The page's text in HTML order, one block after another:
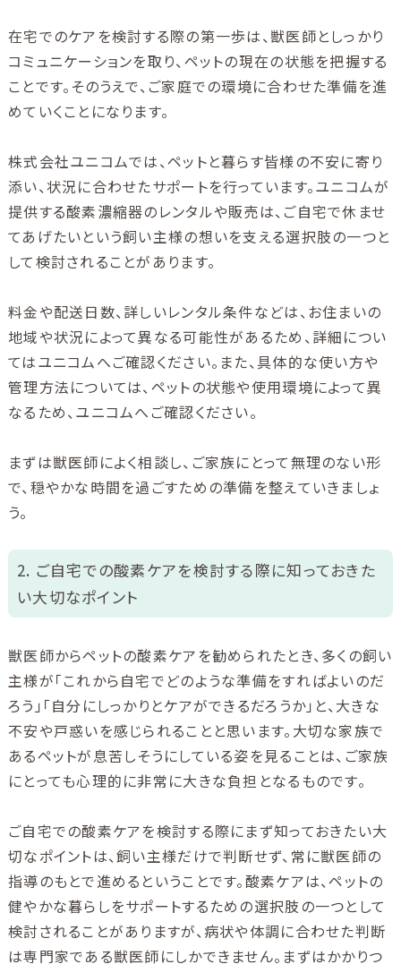
在宅でのケアを検討する際の第一歩は、獣医師としっかり
コミュニケーションを取り、ペットの現在の状態を把握する
ことです。そのうえで、ご家庭での環境に合わせた準備を進
めていくことになります。
株式会社ユニコムでは、ペットと暮らす皆様の不安に寄り
添い、状況に合わせたサポートを行っています。ユニコムが
提供する酸素濃縮器のレンタルや販売は、ご自宅で休ませ
てあげたいという飼い主様の想いを支える選択肢の一つと
して検討されることがあります。
料金や配送日数、詳しいレンタル条件などは、お住まいの
地域や状況によって異なる可能性があるため、詳細につい
てはユニコムへご確認ください。また、具体的な使い方や
管理方法については、ペットの状態や使用環境によって異
なるため、ユニコムへご確認ください。
まずは獣医師によく相談し、ご家族にとって無理のない形
で、穏やかな時間を過ごすための準備を整えていきましょ
う。
2. ご自宅での酸素ケアを検討する際に知っておきた
い大切なポイント
獣医師からペットの酸素ケアを勧められたとき、多くの飼い
主様が「これから自宅でどのような準備をすればよいのだ
ろう」「自分にしっかりとケアができるだろうか」と、大きな
不安や戸惑いを感じられることと思います。大切な家族で
あるペットが息苦しそうにしている姿を見ることは、ご家族
にとっても心理的に非常に大きな負担となるものです。
ご自宅での酸素ケアを検討する際にまず知っておきたい大
切なポイントは、飼い主様だけで判断せず、常に獣医師の
指導のもとで進めるということです。酸素ケアは、ペットの
健やかな暮らしをサポートするための選択肢の一つとして
検討されることがありますが、病状や体調に合わせた判断
は専門家である獣医師にしかできません。まずはかかりつ